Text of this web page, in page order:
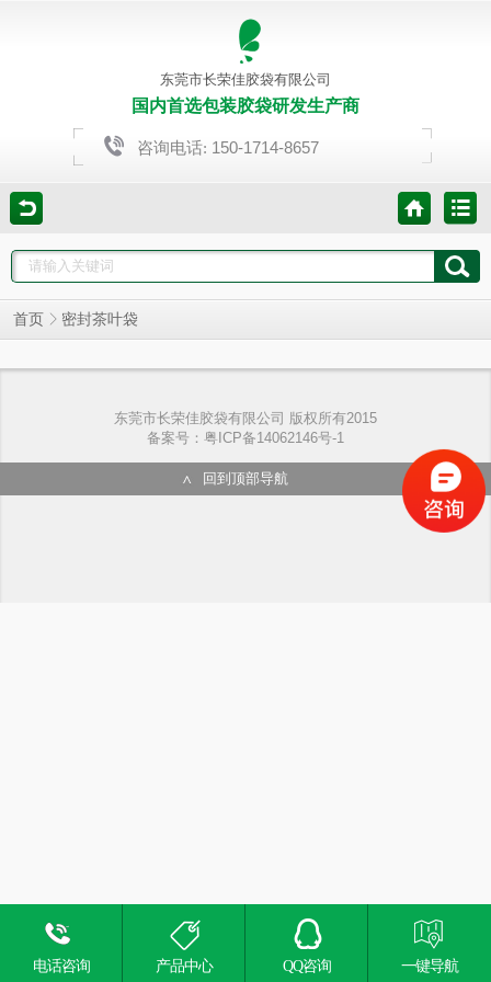
东莞市长荣佳胶袋有限公司
国内首选包装胶袋研发生产商
咨询电话: 150-1714-8657
首页 密封茶叶袋
东莞市长荣佳胶袋有限公司 版权所有2015
备案号：粤ICP备14062146号-1
回到顶部导航
电话咨询 产品中心 QQ咨询 一键导航